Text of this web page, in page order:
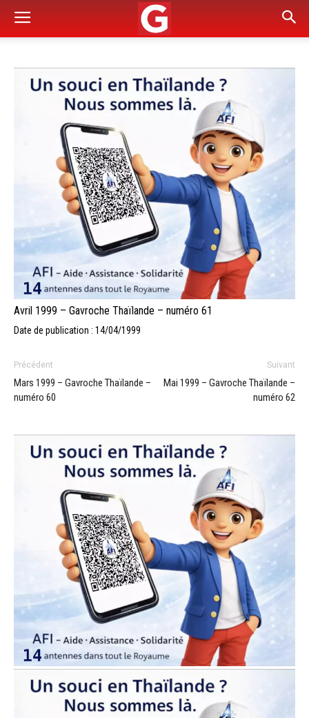
Avril 1999 – Gavroche Thaïlande – numéro 61
Date de publication : 14/04/1999
Précédent
Mars 1999 – Gavroche Thaïlande –
numéro 60
Suivant
Mai 1999 – Gavroche Thaïlande –
numéro 62